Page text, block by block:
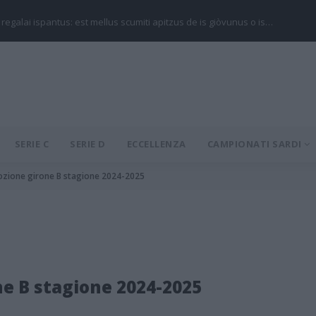
regalai ispantus: est mellus scumiti apitzus de is giòvunus o is…
SERIE C SERIE D ECCELLENZA CAMPIONATI SARDI
girone B stagione 2024-2025
B stagione 2024-2025